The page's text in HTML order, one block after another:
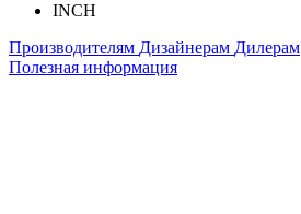
INCH
Производителям Дизайнерам Дилерам
Полезная информация